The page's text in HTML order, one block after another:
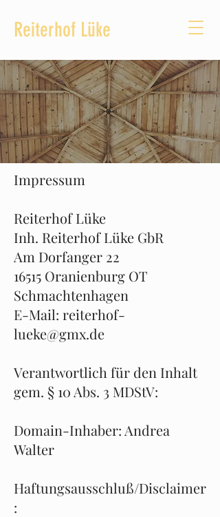
Reiterhof Lüke
Impressum
Reiterhof Lüke
Inh. Reiterhof Lüke GbR
Am Dorfanger 22
16515 Oranienburg OT
Schmachtenhagen
E-Mail: reiterhof-
lueke@gmx.de
Verantwortlich für den Inhalt
gem. § 10 Abs. 3 MDStV:
Domain-Inhaber: Andrea
Walter
Haftungsausschluß/Disclaimer
: